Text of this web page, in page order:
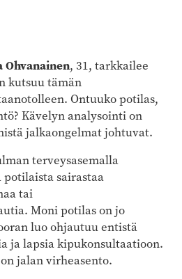
Ohvanainen, 31, tarkkailee
kutsuu tämän
Ontuuko potilas,
Kävelyn analysointi on
jalkaongelmat johtuvat.
terveysasemalla
potilaista sairastaa
tai
Moni potilas on jo
luo ohjautuu entistä
ja lapsia kipukonsultaatioon.
jalan virheasento.